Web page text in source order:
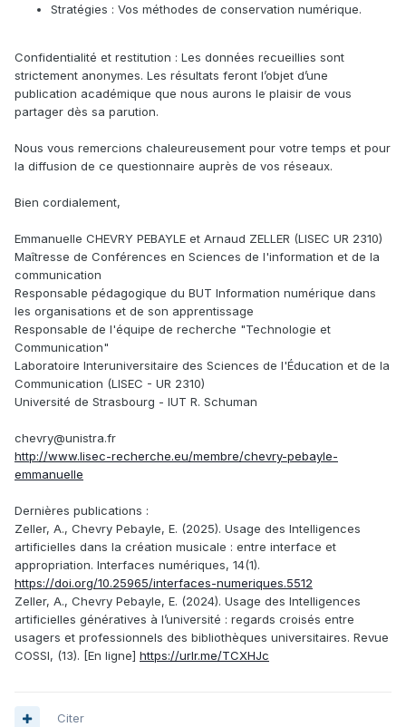
Stratégies : Vos méthodes de conservation numérique.
Confidentialité et restitution : Les données recueillies sont
strictement anonymes. Les résultats feront l’objet d’une
publication académique que nous aurons le plaisir de vous
partager dès sa parution.
Nous vous remercions chaleureusement pour votre temps et pour
la diffusion de ce questionnaire auprès de vos réseaux.
Bien cordialement,
Emmanuelle CHEVRY PEBAYLE et Arnaud ZELLER (LISEC UR 2310)
Maîtresse de Conférences en Sciences de l'information et de la
communication
Responsable pédagogique du BUT Information numérique dans
les organisations et de son apprentissage
Responsable de l'équipe de recherche "Technologie et
Communication"
Laboratoire Interuniversitaire des Sciences de l'Éducation et de la
Communication (LISEC - UR 2310)
Université de Strasbourg - IUT R. Schuman
chevry@unistra.fr
http://www.lisec-recherche.eu/membre/chevry-pebayle-
emmanuelle
Dernières publications :
Zeller, A., Chevry Pebayle, E. (2025). Usage des Intelligences
artificielles dans la création musicale : entre interface et
appropriation. Interfaces numériques, 14(1).
https://doi.org/10.25965/interfaces-numeriques.5512
Zeller, A., Chevry Pebayle, E. (2024). Usage des Intelligences
artificielles génératives à l’université : regards croisés entre
usagers et professionnels des bibliothèques universitaires. Revue
COSSI, (13). [En ligne] https://urlr.me/TCXHJc
Citer